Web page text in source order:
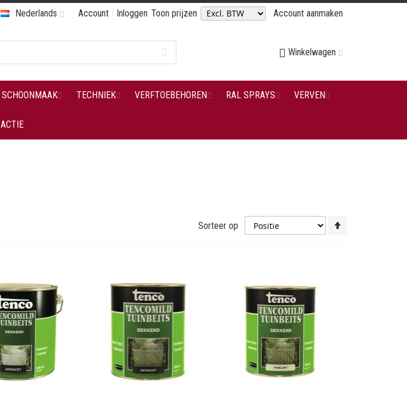
Account Inloggen Toon prijzen Account aanmaken
Nederlands
Winkelwagen
SCHOONMAAK TECHNIEK VERFTOEBEHOREN RAL SPRAYS VERVEN
ACTIE
Sorteer op